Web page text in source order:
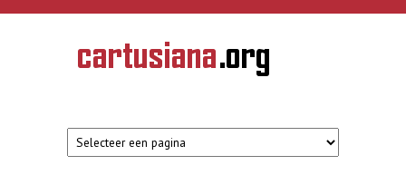
Overslaan en naar de inhoud gaan
CARTUSIANA
Geschiedenis
van de